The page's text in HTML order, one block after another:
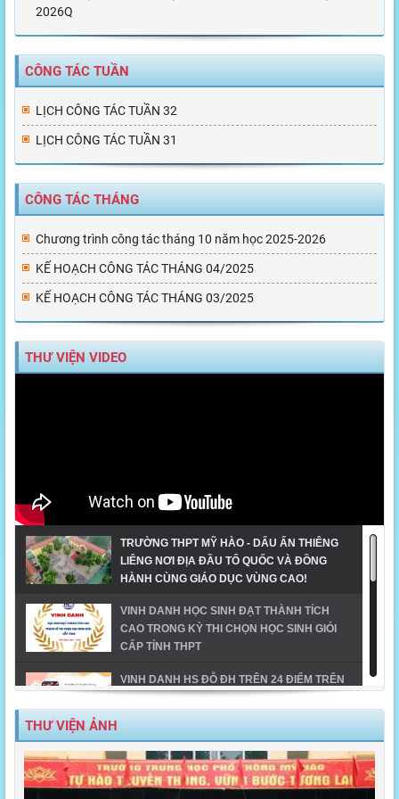
2026Q
CÔNG TÁC TUẦN
LỊCH CÔNG TÁC TUẦN 32
LỊCH CÔNG TÁC TUẦN 31
CÔNG TÁC THÁNG
Chương trình công tác tháng 10 năm học 2025-2026
KẾ HOẠCH CÔNG TÁC THÁNG 04/2025
KẾ HOẠCH CÔNG TÁC THÁNG 03/2025
THƯ VIỆN VIDEO
TRƯỜNG THPT MỸ HÀO - DẤU ẤN THIÊNG
LIÊNG NƠI ĐỊA ĐẦU TỔ QUỐC VÀ ĐỒNG
HÀNH CÙNG GIÁO DỤC VÙNG CAO!
VINH DANH HỌC SINH ĐẠT THÀNH TÍCH
CAO TRONG KỲ THI CHỌN HỌC SINH GIỎI
CẤP TỈNH THPT
VINH DANH HS ĐỖ ĐH TRÊN 24 ĐIỂM TRÊN
ĐỊA BÀN TX MỸ HÀO-NĂM 2023
MỸ HÀO VINH DANH HỌC SINH GIỎI CẤP
TỈNH NĂM HỌC 2023-2024
THƯ VIỆN ẢNH